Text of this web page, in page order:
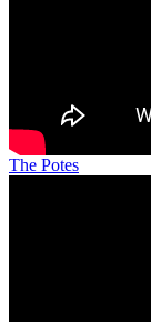
The Potes